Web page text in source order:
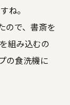
ね。
ので、書斎を
組み込むの
の食洗機に